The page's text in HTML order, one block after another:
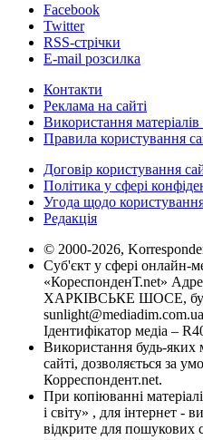
Facebook
Twitter
RSS-стрічки
E-mail розсилка
Контакти
Реклама на сайті
Використання
Правила користування
Договір користування
Політика у сфері
Угода щодо
Редакція
© 2000-2026,
Суб'єкт у сфері онлайн-
«КореспонденТ.net»
ХАРКІВСЬКЕ ШОСЕ,
sunlight@mediadim.com.ua
Ідентифікатор медіа –
Використання будь-яких
сайті, дозволяється за
Корреспондент.net.
При копіюванні
і світу» , для інтернет -
відкрите для пошукових